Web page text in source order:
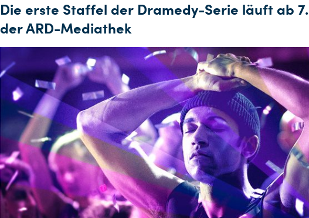
Die erste Staffel der Dramedy-Serie läuft ab
der ARD-Mediathek